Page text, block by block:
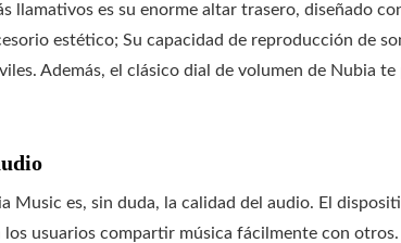
llamativos es su enorme altar trasero, diseñado
estético; Su capacidad de reproducción de
Además, el clásico dial de volumen de Nubia
Music es, sin duda, la calidad del audio. El
usuarios compartir música fácilmente con